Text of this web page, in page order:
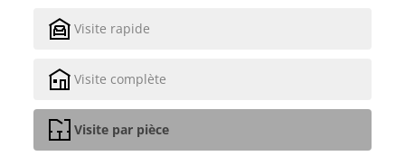
Visite rapide
Visite complète
Visite par pièce